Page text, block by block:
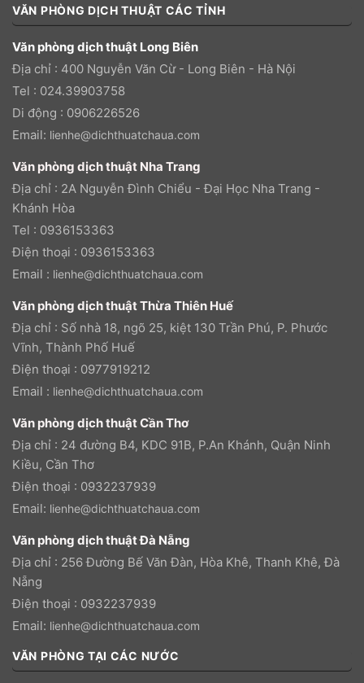
VĂN PHÒNG DỊCH THUẬT CÁC TỈNH
Văn phòng dịch thuật Long Biên
Địa chỉ : 400 Nguyễn Văn Cừ - Long Biên - Hà Nội
Tel : 024.39903758
Di động : 0906226526
Email: lienhe@dichthuatchaua.com
Văn phòng dịch thuật Nha Trang
Địa chỉ : 2A Nguyễn Đình Chiểu - Đại Học Nha Trang -
Khánh Hòa
Tel : 0936153363
Điện thoại : 0936153363
Email : lienhe@dichthuatchaua.com
Văn phòng dịch thuật Thừa Thiên Huế
Địa chỉ : Số nhà 18, ngõ 25, kiệt 130 Trần Phú, P. Phước
Vĩnh, Thành Phố Huế
Điện thoại : 0977919212
Email : lienhe@dichthuatchaua.com
Văn phòng dịch thuật Cần Thơ
Địa chỉ : 24 đường B4, KDC 91B, P.An Khánh, Quận Ninh
Kiều, Cần Thơ
Điện thoại : 0932237939
Email: lienhe@dichthuatchaua.com
Văn phòng dịch thuật Đà Nẵng
Địa chỉ : 256 Đường Bế Văn Đàn, Hòa Khê, Thanh Khê, Đà
Nẵng
Điện thoại : 0932237939
Email: lienhe@dichthuatchaua.com
VĂN PHÒNG TẠI CÁC NƯỚC